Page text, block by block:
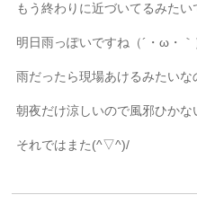
もう終わりに近づいてるみたい
明日雨っぽいですね（´・ω・｀
雨だったら現場あけるみたい
朝夜だけ涼しいので風邪ひかな
それではまた(^▽^)/